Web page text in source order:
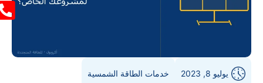
يوليو 8, 2023 خدمات الطاقة الشمسية